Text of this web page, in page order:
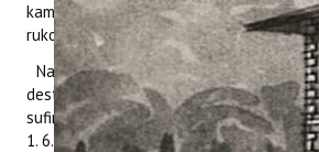
kampovima, kafićima i restoranima,
rukotvorinama te odmaralištima na plaži (
Naime, projekt „ConsumeLess Plus
destinations toward tourism
sufinanciran je u okviru programa
1. 6. 2021. i trajao do 30. 6. ove godine.